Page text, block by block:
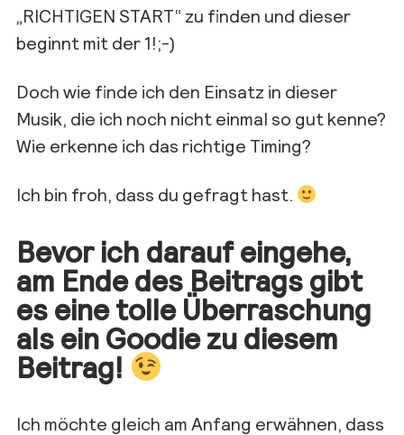
„RICHTIGEN START“ zu finden und dieser
beginnt mit der 1!;-)
Doch wie finde ich den Einsatz in dieser
Musik, die ich noch nicht einmal so gut kenne?
Wie erkenne ich das richtige Timing?
Ich bin froh, dass du gefragt hast.
Bevor ich darauf eingehe,
am Ende des Beitrags gibt
es eine tolle Überraschung
als ein Goodie zu diesem
Beitrag!
Ich möchte gleich am Anfang erwähnen, dass